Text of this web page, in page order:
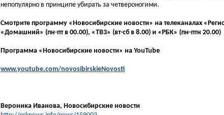
непопулярно в принципе убирать за четвероногими.
Смотрите программу «Новосибирские новости» на телеканалах
«Домашний» (пн-пт в 00.00), «ТВ3» (вт-сб в 8.00) и «РБК» (пн-птн 20.00)
Программа «Новосибирские новости» на YouTube
www.youtube.com/novosibirskieNovosti
Вероника Иванова, Новосибирские новости